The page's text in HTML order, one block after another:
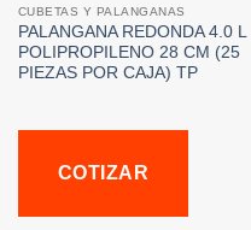
CUBETAS Y PALANGANAS
PALANGANA REDONDA 4.0 L
POLIPROPILENO 28 CM (25
PIEZAS POR CAJA) TP
COTIZAR